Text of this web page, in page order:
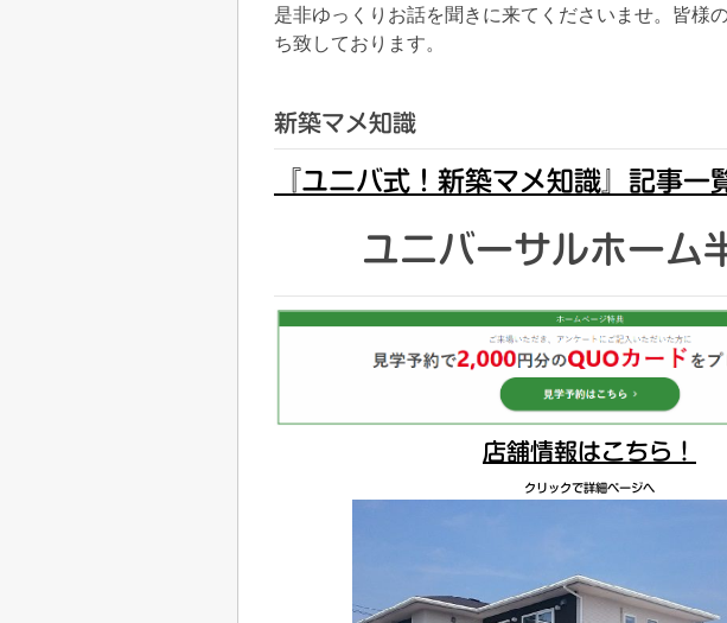
是非ゆっくりお話を聞きに来てくださいませ。皆様
ち致しております。
新築マメ知識
『ユニバ式！新築マメ知識』記事一
ユニバーサルホーム
店舗情報はこちら！
クリックで詳細ページへ